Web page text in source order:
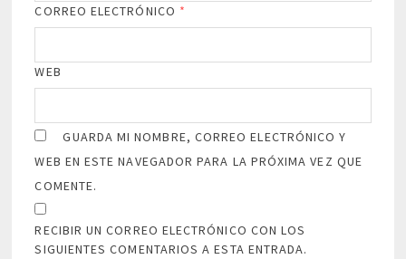
CORREO ELECTRÓNICO *
WEB
GUARDA MI NOMBRE, CORREO ELECTRÓNICO Y
WEB EN ESTE NAVEGADOR PARA LA PRÓXIMA VEZ QUE
COMENTE.
RECIBIR UN CORREO ELECTRÓNICO CON LOS
SIGUIENTES COMENTARIOS A ESTA ENTRADA.